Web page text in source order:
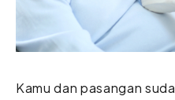
Kamu dan pasangan